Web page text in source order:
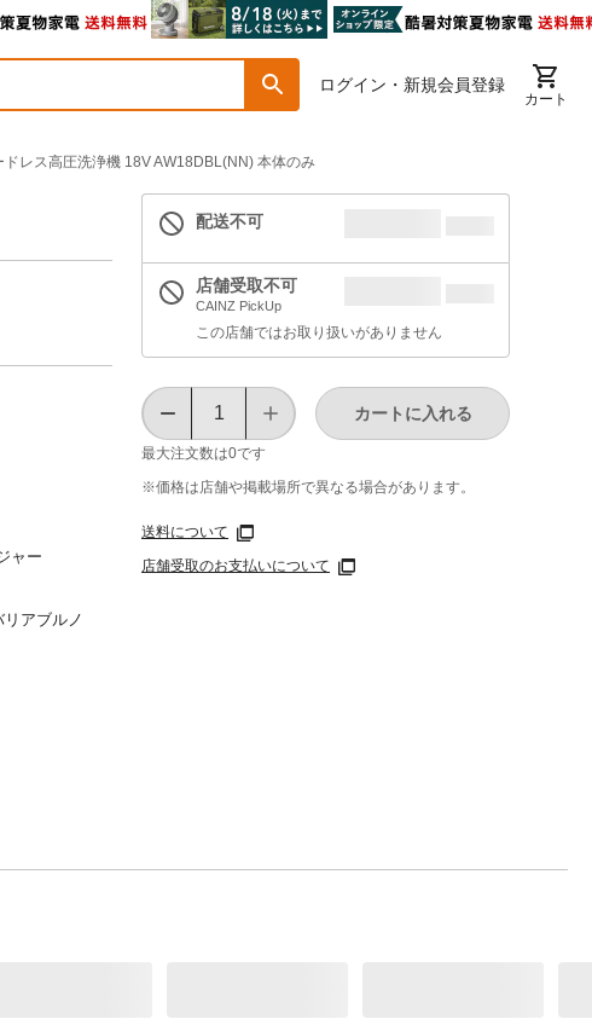
ログイン・新規会員登録
カート
ドレス高圧洗浄機 18V AW18DBL(NN) 本体のみ
配送不可
店舗受取不可
CAINZ PickUp
この店舗ではお取り扱いがありません
最大注文数は0です
カートに入れる
※価格は​店舗や​掲載場所で​異なる​場合が​あります。
送料について
店舗受取のお支払いについて
ャー
アブルノ